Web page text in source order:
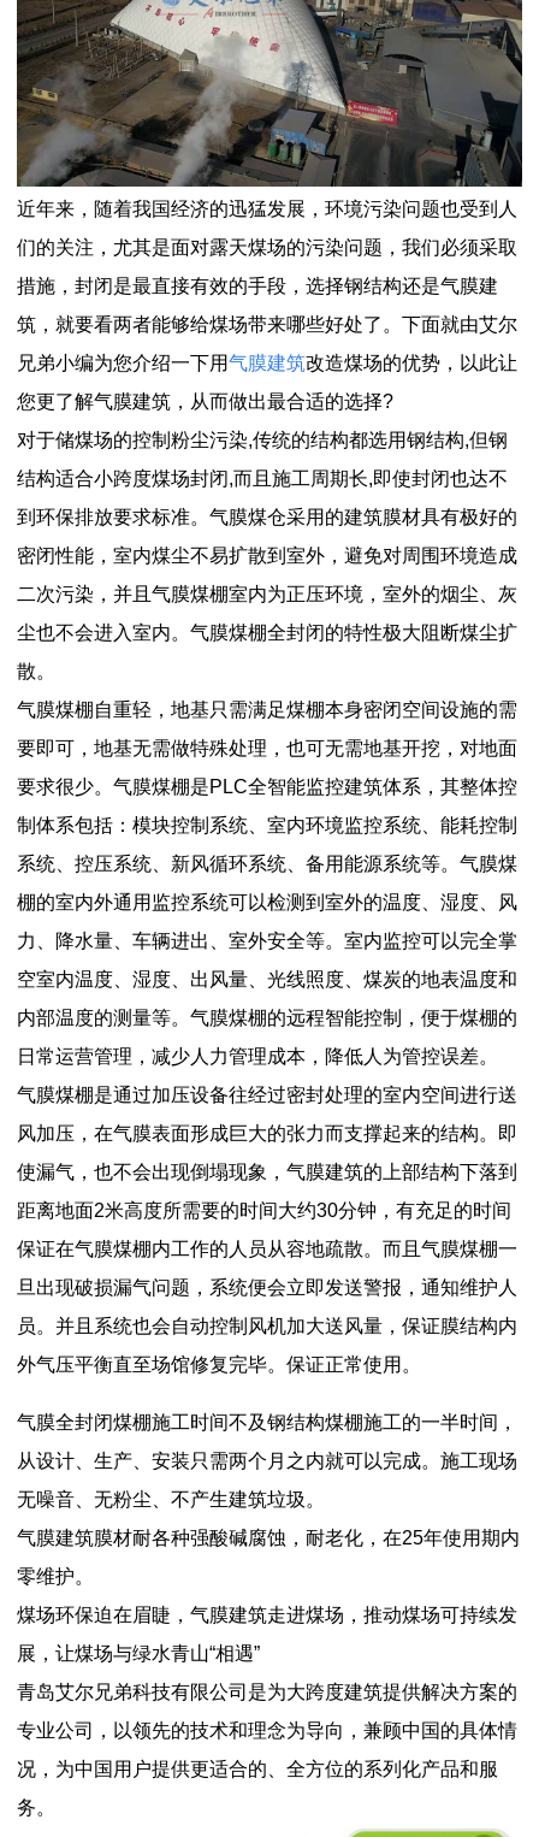
近年来，随着我国经济的迅猛发展，环境污染问题也受到人
们的关注，尤其是面对露天煤场的污染问题，我们必须采取
措施，封闭是最直接有效的手段，选择钢结构还是气膜建
筑，就要看两者能够给煤场带来哪些好处了。下面就由艾尔
兄弟小编为您介绍一下用气膜建筑改造煤场的优势，以此让
您更了解气膜建筑，从而做出最合适的选择?
对于储煤场的控制粉尘污染,传统的结构都选用钢结构,但钢
结构适合小跨度煤场封闭,而且施工周期长,即使封闭也达不
到环保排放要求标准。气膜煤仓采用的建筑膜材具有极好的
密闭性能，室内煤尘不易扩散到室外，避免对周围环境造成
二次污染，并且气膜煤棚室内为正压环境，室外的烟尘、灰
尘也不会进入室内。气膜煤棚全封闭的特性极大阻断煤尘扩
散。
气膜煤棚自重轻，地基只需满足煤棚本身密闭空间设施的需
要即可，地基无需做特殊处理，也可无需地基开挖，对地面
要求很少。气膜煤棚是PLC全智能监控建筑体系，其整体控
制体系包括：模块控制系统、室内环境监控系统、能耗控制
系统、控压系统、新风循环系统、备用能源系统等。气膜煤
棚的室内外通用监控系统可以检测到室外的温度、湿度、风
力、降水量、车辆进出、室外安全等。室内监控可以完全掌
空室内温度、湿度、出风量、光线照度、煤炭的地表温度和
内部温度的测量等。气膜煤棚的远程智能控制，便于煤棚的
日常运营管理，减少人力管理成本，降低人为管控误差。
气膜煤棚是通过加压设备往经过密封处理的室内空间进行送
风加压，在气膜表面形成巨大的张力而支撑起来的结构。即
使漏气，也不会出现倒塌现象，气膜建筑的上部结构下落到
距离地面2米高度所需要的时间大约30分钟，有充足的时间
保证在气膜煤棚内工作的人员从容地疏散。而且气膜煤棚一
旦出现破损漏气问题，系统便会立即发送警报，通知维护人
员。并且系统也会自动控制风机加大送风量，保证膜结构内
外气压平衡直至场馆修复完毕。保证正常使用。
气膜全封闭煤棚施工时间不及钢结构煤棚施工的一半时间，
从设计、生产、安装只需两个月之内就可以完成。施工现场
无噪音、无粉尘、不产生建筑垃圾。
气膜建筑膜材耐各种强酸碱腐蚀，耐老化，在25年使用期内
零维护。
煤场环保迫在眉睫，气膜建筑走进煤场，推动煤场可持续发
展，让煤场与绿水青山“相遇”
青岛艾尔兄弟科技有限公司是为大跨度建筑提供解决方案的
专业公司，以领先的技术和理念为导向，兼顾中国的具体情
况，为中国用户提供更适合的、全方位的系列化产品和服
务。